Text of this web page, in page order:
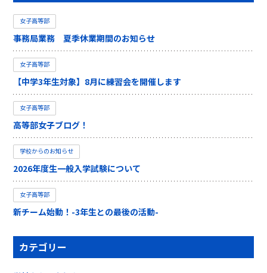
女子高等部
事務局業務 夏季休業期間のお知らせ
女子高等部
【中学3年生対象】8月に練習会を開催します
女子高等部
高等部女子ブログ！
学校からのお知らせ
2026年度生一般入学試験について
女子高等部
新チーム始動！-3年生との最後の活動-
カテゴリー